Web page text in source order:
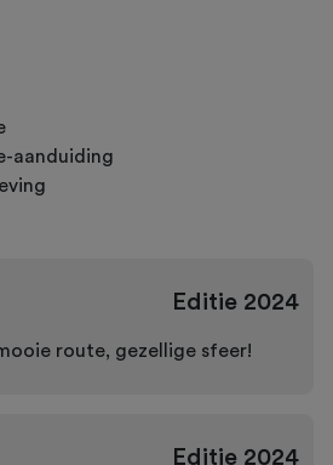
aanduiding
Editie2024
route, gezellige sfeer!
Editie2024